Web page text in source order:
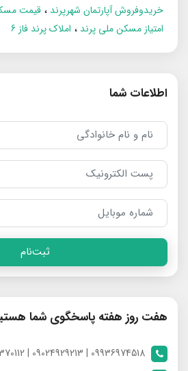
خریدوفروش آپارتمان شهرپرند
قیمت
امتیاز مسکن ملی پرند
املاک پرند فاز 6
اطلاعات شما
ثبت‌نام
هفت روز هفته پاسخگوی شما
09936974518 | 09024929213 | 09398370112